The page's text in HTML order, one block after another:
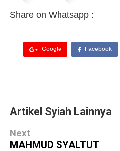
Share on Whatsapp :
Google Facebook
Artikel Syiah Lainnya
Next
MAHMUD SYALTUT